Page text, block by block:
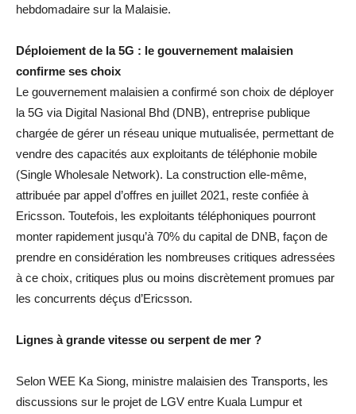
hebdomadaire sur la Malaisie.
Déploiement de la 5G : le gouvernement malaisien
confirme ses choix
Le gouvernement malaisien a confirmé son choix de déployer
la 5G via Digital Nasional Bhd (DNB), entreprise publique
chargée de gérer un réseau unique mutualisée, permettant de
vendre des capacités aux exploitants de téléphonie mobile
(Single Wholesale Network). La construction elle-même,
attribuée par appel d’offres en juillet 2021, reste confiée à
Ericsson. Toutefois, les exploitants téléphoniques pourront
monter rapidement jusqu’à 70% du capital de DNB, façon de
prendre en considération les nombreuses critiques adressées
à ce choix, critiques plus ou moins discrètement promues par
les concurrents déçus d’Ericsson.
Lignes à grande vitesse ou serpent de mer ?
Selon WEE Ka Siong, ministre malaisien des Transports, les
discussions sur le projet de LGV entre Kuala Lumpur et